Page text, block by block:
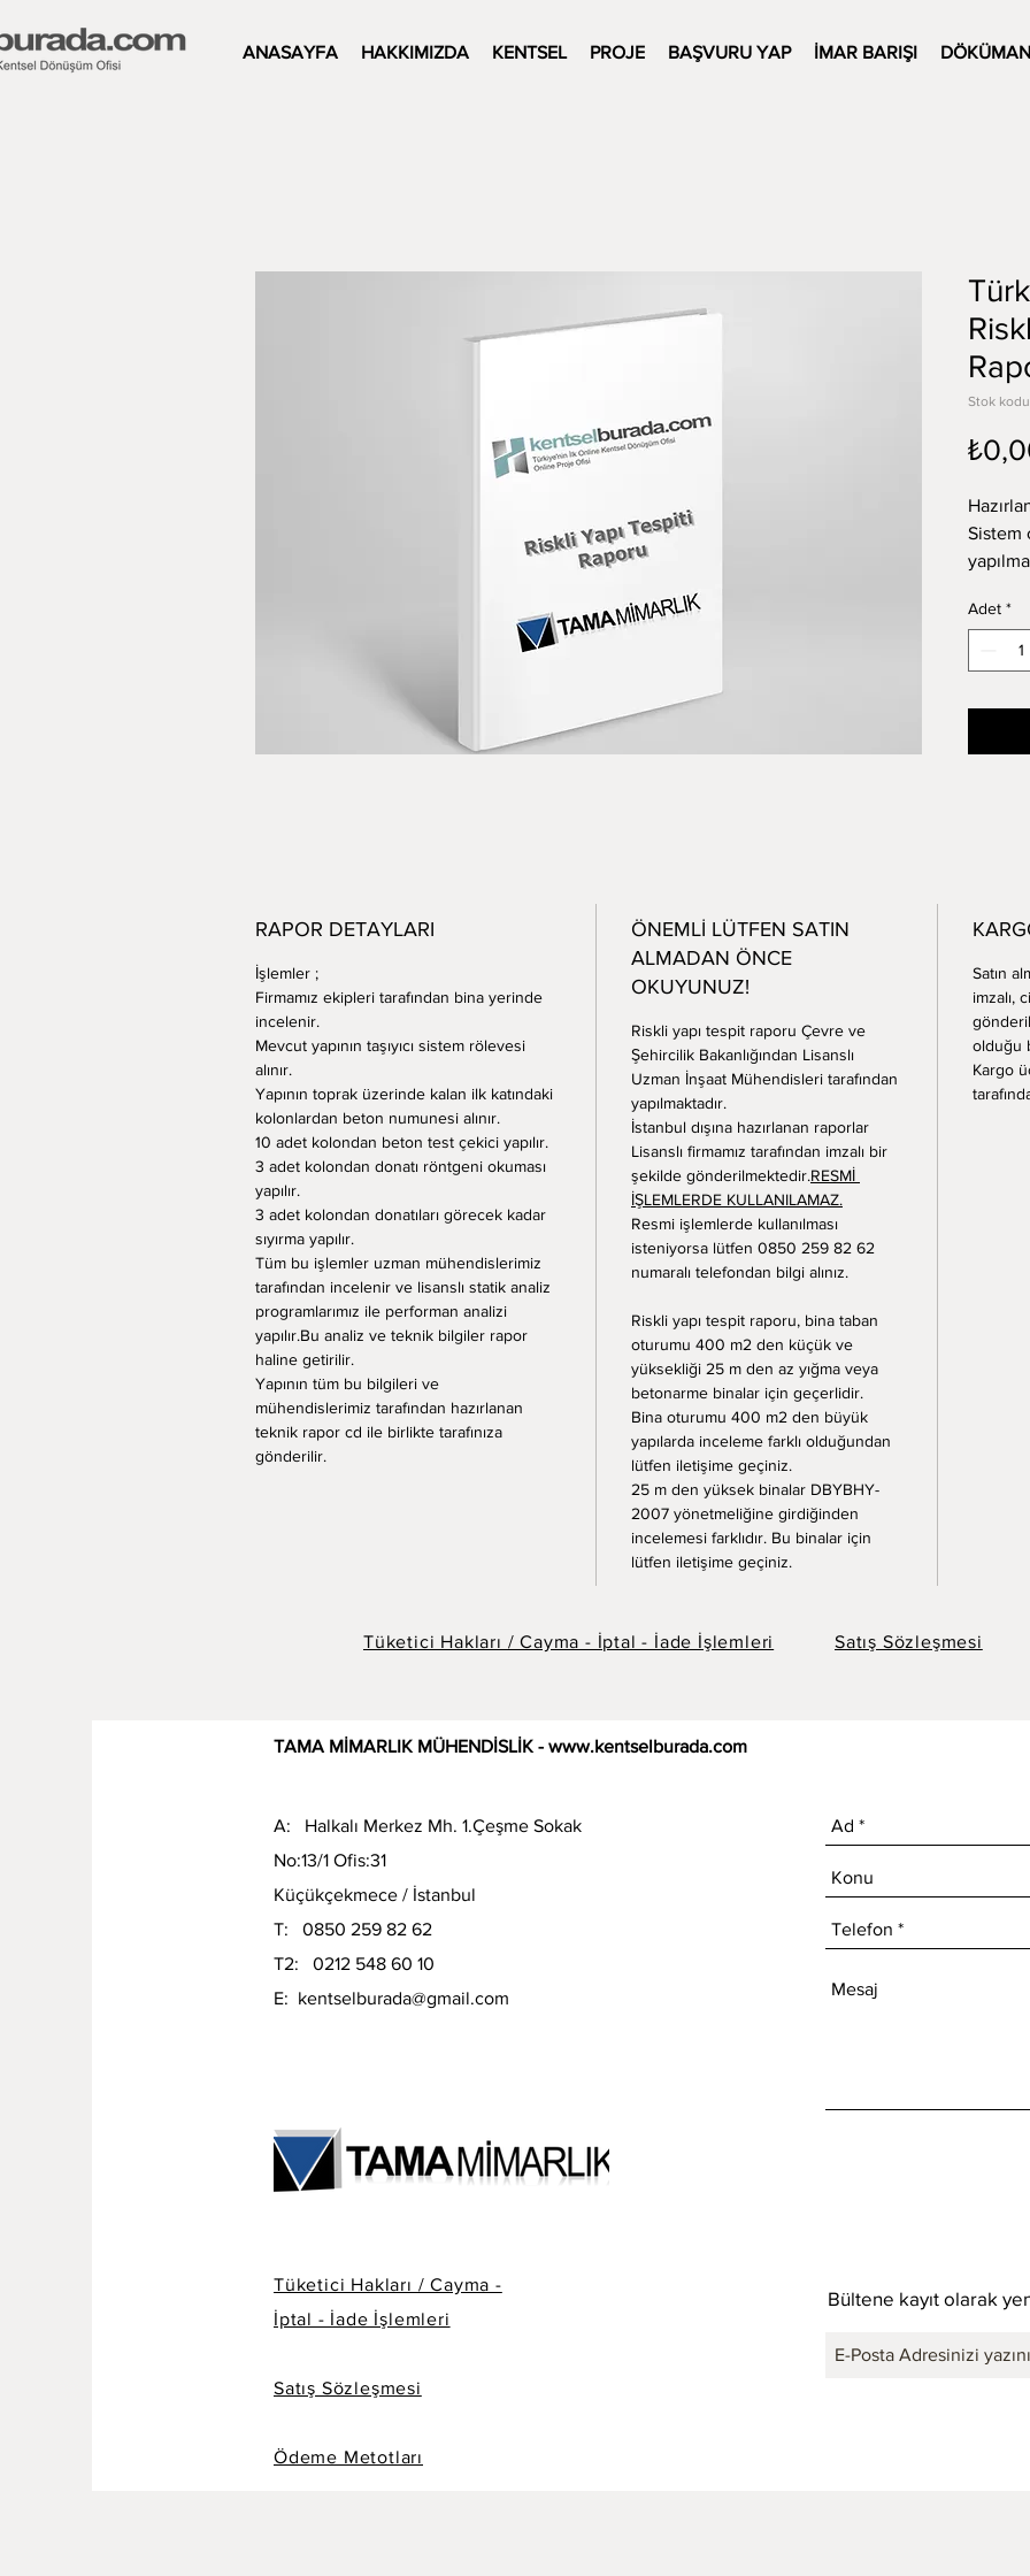
ANASAYFA HAKKIMIZDA KENTSEL PROJE BAŞVURU YAP İMAR BARIŞI
Stok
Sistem
Not:
Adet *
RAPOR DETAYLARI
İşlemler ;
Firmamız ekipleri tarafından bina yerinde
incelenir.
Mevcut yapının taşıyıcı sistem rölevesi
alınır.
Yapının toprak üzerinde kalan ilk katındaki
kolonlardan beton numunesi alınır.
10 adet kolondan beton test çekici yapılır.
3 adet kolondan donatı röntgeni okuması
yapılır.
3 adet kolondan donatıları görecek kadar
sıyırma yapılır.
Tüm bu işlemler uzman mühendislerimiz
tarafından incelenir ve lisanslı statik analiz
programlarımız ile performan analizi
yapılır.Bu analiz ve teknik bilgiler rapor
haline getirilir.
Yapının tüm bu bilgileri ve
mühendislerimiz tarafından hazırlanan
teknik rapor cd ile birlikte tarafınıza
gönderilir.
ÖNEMLİ LÜTFEN SATIN
ALMADAN ÖNCE
OKUYUNUZ!
Riskli yapı tespit raporu Çevre ve
Şehircilik Bakanlığından Lisanslı
Uzman İnşaat Mühendisleri tarafından
yapılmaktadır.
İstanbul dışına hazırlanan raporlar
Lisanslı firmamız tarafından imzalı bir
şekilde gönderilmektedir.RESMİ
İŞLEMLERDE KULLANILAMAZ.
Resmi işlemlerde kullanılması
isteniyorsa lütfen 0850 259 82 62
numaralı telefondan bilgi alınız.
Riskli yapı tespit raporu, bina taban
oturumu 400 m2 den küçük ve
yüksekliği 25 m den az yığma veya
betonarme binalar için geçerlidir.
Bina oturumu 400 m2 den büyük
yapılarda inceleme farklı olduğundan
lütfen iletişime geçiniz.
25 m den yüksek binalar DBYBHY-
2007 yönetmeliğine girdiğinden
incelemesi farklıdır. Bu binalar için
lütfen iletişime geçiniz.
Satın
imzalı,
olduğu
Kargo
Tüketici Hakları / Cayma - İptal - İade İşlemleri Satış Sözleşmesi
TAMA MİMARLIK MÜHENDİSLİK - www.kentselburada.com
A: Halkalı Merkez Mh. 1.Çeşme Sokak
No:13/1 Ofis:31
Küçükçekmece / İstanbul
T: 0850 259 82 62
T2: 0212 548 60 10
E: kentselburada@gmail.com
Tüketici Hakları / Cayma -
İptal - İade İşlemleri
Satış Sözleşmesi
Ödeme Metotları
Bültene kayıt olarak